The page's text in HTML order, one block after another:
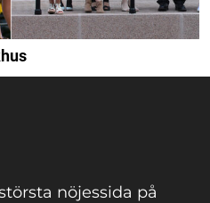
nöjessida på